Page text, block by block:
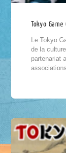
Tokyo
Le Tokyo
de la
partenariat